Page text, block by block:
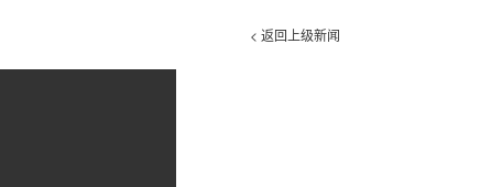
< 返回上级新闻